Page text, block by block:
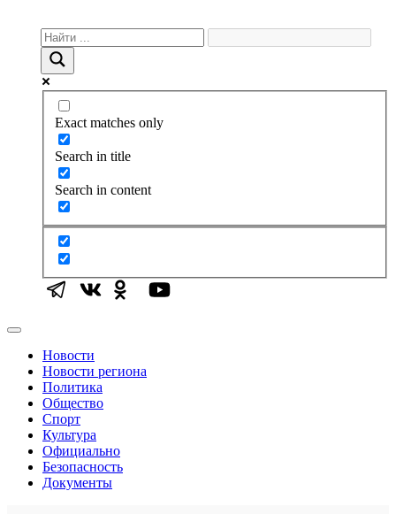
Exact matches only
Search in title
Search in content
Новости
Новости региона
Политика
Общество
Спорт
Культура
Официально
Безопасность
Документы